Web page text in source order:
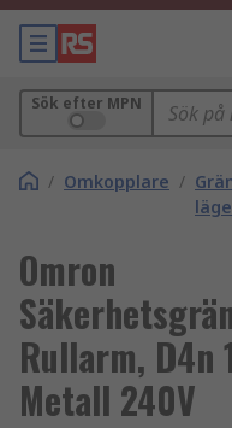
Sök efter MPN
/ Omkopplare /
Omron
Rullarm, D4n
Metall 240V